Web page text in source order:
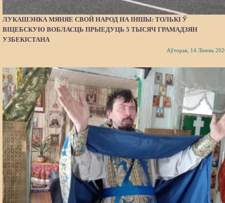
ЛУКАШЭНКА МЯНЯЕ СВОЙ НАРОД НА ІНШЫ: ТОЛЬКІ Ў
ВІЦЕБСКУЮ ВОБЛАСЦЬ ПРЫЕДУЦЬ 5 ТЫСЯЧ ГРАМАДЗЯН
УЗБЕКІСТАНА
Аўторак, 14 Ліпень